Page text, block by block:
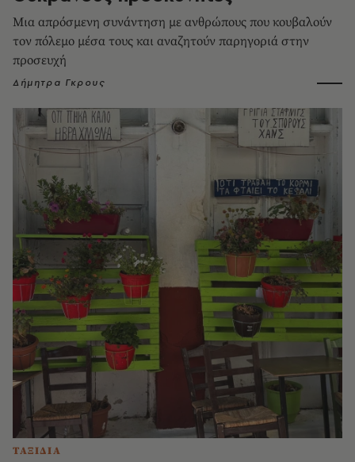
Μια απρόσμενη συνάντηση με ανθρώπους που κουβαλούν
τον πόλεμο μέσα τους και αναζητούν παρηγοριά στην
προσευχή
Δήμητρα Γκρους
ΤΑΞΙΔΙΑ